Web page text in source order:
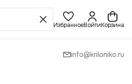
ИзбранноеВойтиКорзина
info@kriloniko.ru